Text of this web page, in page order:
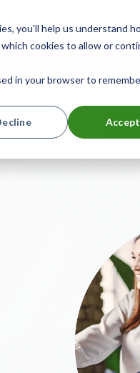
you'll help us understand
cookies to allow or
in your browser to
Accept